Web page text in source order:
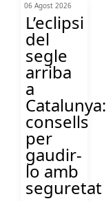
06 Agost 2026
L’eclipsi
del
segle
arriba
a
Catalunya:
consells
per
gaudir-
lo amb
seguretat